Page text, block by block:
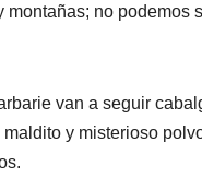
no podemos
van a seguir
y misterioso